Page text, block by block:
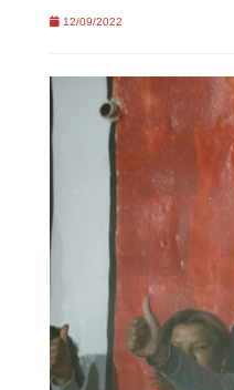
12/09/2022